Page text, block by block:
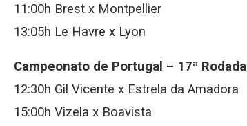
11:00h Brest x Montpellier
13:05h Le Havre x Lyon
Campeonato de Portugal – 17ª Rodada
12:30h Gil Vicente x Estrela da Amadora
15:00h Vizela x Boavista